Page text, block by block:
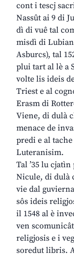
cont i tescj
Nassût ai 9 di
dì di vuê tal
misdì di
Asburcs), tal
plui tart al lè a
volte lis ideis
Triest e al
Erasm di
Viene, di dulà
menace de
predi e al
Luteranisim.
Tal ’35 lu
Nicule, di dulà
vie dal
sôs ideis
il 1548 al è
ven
religjosis e i
soredut libris.